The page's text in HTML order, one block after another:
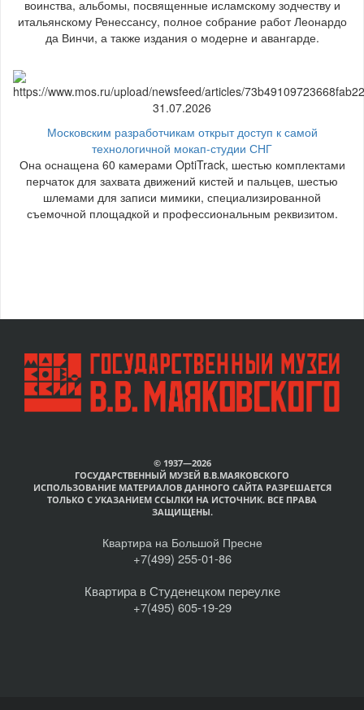
воинства, альбомы, посвященные исламскому зодчеству и
итальянскому Ренессансу, полное собрание работ Леонардо
да Винчи, а также издания о модерне и авангарде.
31.07.2026
Московским разработчикам открыт доступ к самой
технологичной мокап-студии СНГ
Она оснащена 60 камерами OptiTrack, шестью комплектами
перчаток для захвата движений кистей и пальцев, шестью
шлемами для записи мимики, специализированной
съемочной площадкой и профессиональным реквизитом.
© 1937—2026
ГОСУДАРСТВЕННЫЙ МУЗЕЙ В.В.МАЯКОВСКОГО
ИСПОЛЬЗОВАНИЕ МАТЕРИАЛОВ ДАННОГО САЙТА РАЗРЕШАЕТСЯ
ТОЛЬКО С УКАЗАНИЕМ ССЫЛКИ НА ИСТОЧНИК. ВСЕ ПРАВА
ЗАЩИЩЕНЫ.
Квартира на Большой Пресне
+7(499) 255-01-86
Квартира в Студенецком переулке
+7(495) 605-19-29